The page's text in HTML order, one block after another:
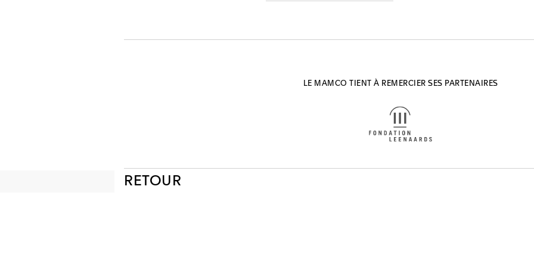
RETOUR
LE MAMCO TIENT À REMERCIER SES PARTENAIRES
NEWSLETTER